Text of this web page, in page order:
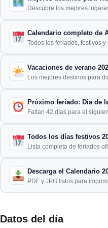
Descubre los mejores
Calendario completo de
Todos los feriados, festivos
Vacaciones de verano
Los mejores destinos para
Próximo feriado: Día de
Faltan 42 días para el
Todos los días festivos
Lista completa de feriados
Descarga el Calendario
PDF y JPG listos para
Datos del día